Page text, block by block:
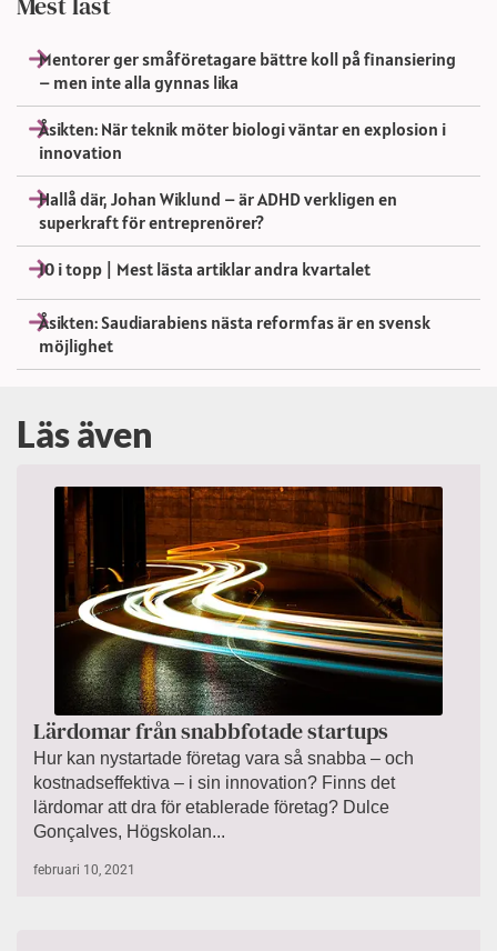
Mentorer ger småföretagare bättre koll på finansiering
– men inte alla gynnas lika
Åsikten: När teknik möter biologi väntar en explosion i
innovation
Hallå där, Johan Wiklund – är ADHD verkligen en
superkraft för entreprenörer?
10 i topp | Mest lästa artiklar andra kvartalet
Åsikten: Saudiarabiens nästa reformfas är en svensk
möjlighet
Läs även
Lärdomar från snabbfotade startups
Hur kan nystartade företag vara så snabba – och
kostnadseffektiva – i sin innovation? Finns det
lärdomar att dra för etablerade företag? Dulce
Gonçalves, Högskolan...
februari 10, 2021